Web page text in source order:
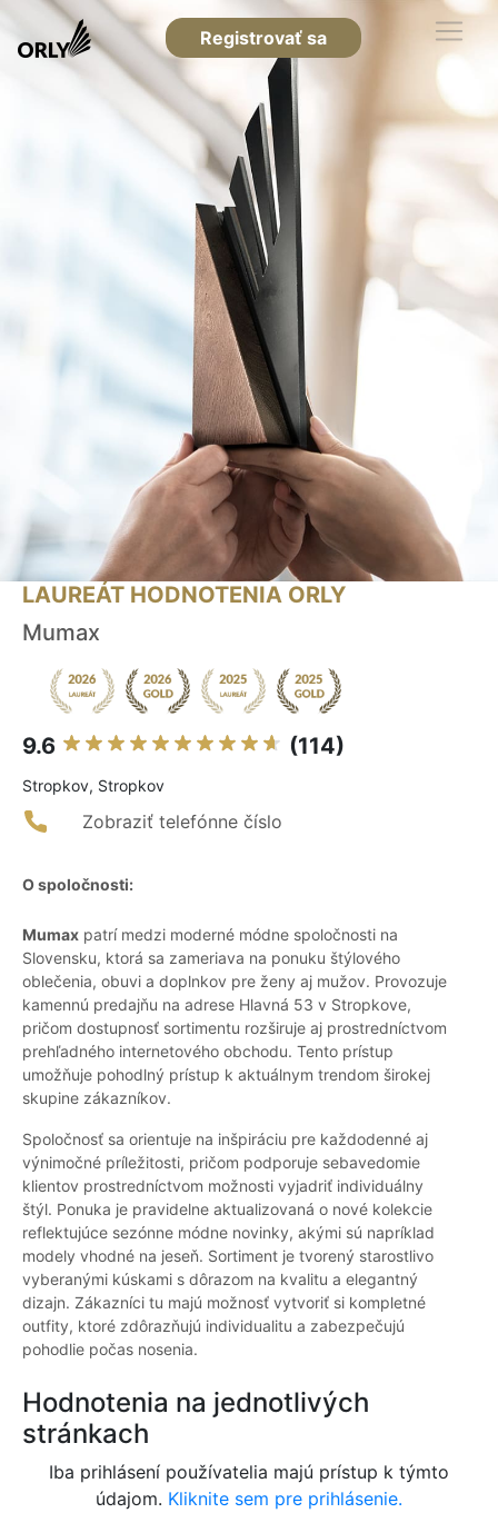
Registrovať sa
LAUREÁT HODNOTENIA ORLY
Mumax
9.6 (114)
Stropkov, Stropkov
Zobraziť telefónne číslo
O spoločnosti:
Mumax patrí medzi moderné módne spoločnosti na
Slovensku, ktorá sa zameriava na ponuku štýlového
oblečenia, obuvi a doplnkov pre ženy aj mužov. Provozuje
kamennú predajňu na adrese Hlavná 53 v Stropkove,
pričom dostupnosť sortimentu rozširuje aj prostredníctvom
prehľadného internetového obchodu. Tento prístup
umožňuje pohodlný prístup k aktuálnym trendom širokej
skupine zákazníkov.
Spoločnosť sa orientuje na inšpiráciu pre každodenné aj
výnimočné príležitosti, pričom podporuje sebavedomie
klientov prostredníctvom možnosti vyjadriť individuálny
štýl. Ponuka je pravidelne aktualizovaná o nové kolekcie
reflektujúce sezónne módne novinky, akými sú napríklad
modely vhodné na jeseň. Sortiment je tvorený starostlivo
vyberanými kúskami s dôrazom na kvalitu a elegantný
dizajn. Zákazníci tu majú možnosť vytvoriť si kompletné
outfity, ktoré zdôrazňujú individualitu a zabezpečujú
pohodlie počas nosenia.
Hodnotenia na jednotlivých
stránkach
Iba prihlásení používatelia majú prístup k týmto
údajom. Kliknite sem pre prihlásenie.